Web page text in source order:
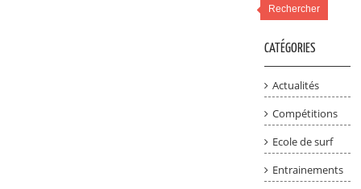
Rechercher
CATÉGORIES
Actualités
Compétitions
Ecole de surf
Entrainements